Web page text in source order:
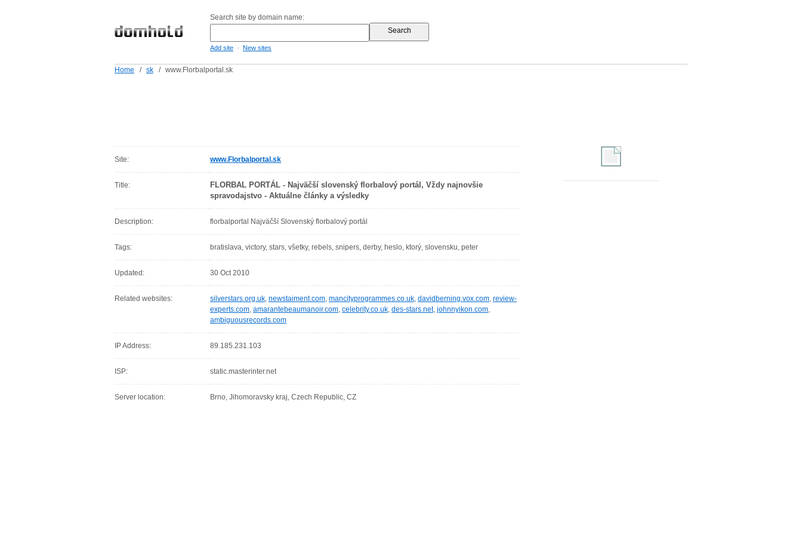
Search site by domain name:
Add site - New sites
Home / sk / www.Florbalportal.sk
Site: www.Florbalportal.sk
Title:
FLORBAL PORTÁL - Najväčší slovenský florbalový portál, Vždy najnovšie
spravodajstvo - Aktuálne články a výsledky
Description: florbalportal Najväčší Slovenský florbalový portál
Tags: bratislava, victory, stars, všetky, rebels, snipers, derby, heslo, ktorý, slovensku, peter
Updated: 30 Oct 2010
Related websites: silverstars.org.uk, newstaiment.com, mancityprogrammes.co.uk, davidberning.vox.com, review-
experts.com, amarantebeaumanoir.com, celebrity.co.uk, des-stars.net, johnnyikon.com,
ambiguousrecords.com
IP Address: 89.185.231.103
ISP: static.masterinter.net
Server location: Brno, Jihomoravsky kraj, Czech Republic, CZ